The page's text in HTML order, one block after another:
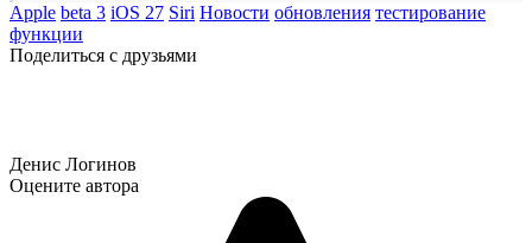
Apple beta 3 iOS 27 Siri Новости обновления тестирование
функции
Поделиться с друзьями
Денис Логинов
Оцените автора